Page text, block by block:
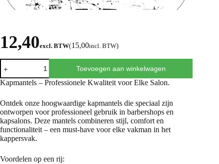
12,40excl. BTW(15,00incl. BTW)
Toevoegen aan winkelwagen
Kapmantels – Professionele Kwaliteit voor Elke Salon.
Ontdek onze hoogwaardige kapmantels die speciaal zijn
ontworpen voor professioneel gebruik in barbershops en
kapsalons. Deze mantels combineren stijl, comfort en
functionaliteit – een must-have voor elke vakman in het
kappersvak.
Voordelen op een rij: